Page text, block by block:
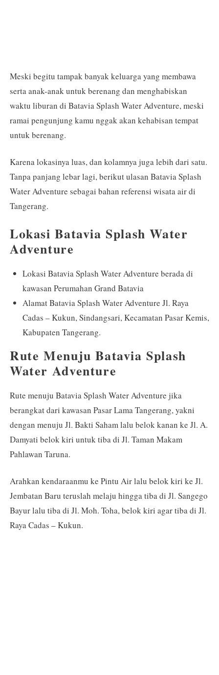
Meski begitu tampak banyak keluarga yang membawa
serta anak-anak untuk berenang dan menghabiskan
waktu liburan di Batavia Splash Water Adventure, meski
ramai pengunjung kamu nggak akan kehabisan tempat
untuk berenang.
Karena lokasinya luas, dan kolamnya juga lebih dari satu.
Tanpa panjang lebar lagi, berikut ulasan Batavia Splash
Water Adventure sebagai bahan referensi wisata air di
Tangerang.
Lokasi Batavia Splash Water
Adventure
Lokasi Batavia Splash Water Adventure berada di
kawasan Perumahan Grand Batavia
Alamat Batavia Splash Water Adventure Jl. Raya
Cadas – Kukun, Sindangsari, Kecamatan Pasar Kemis,
Kabupaten Tangerang.
Rute Menuju Batavia Splash
Water Adventure
Rute menuju Batavia Splash Water Adventure jika
berangkat dari kawasan Pasar Lama Tangerang, yakni
dengan menuju Jl. Bakti Saham lalu belok kanan ke Jl. A.
Damyati belok kiri untuk tiba di Jl. Taman Makam
Pahlawan Taruna.
Arahkan kendaraanmu ke Pintu Air lalu belok kiri ke Jl.
Jembatan Baru teruslah melaju hingga tiba di Jl. Sangego
Bayur lalu tiba di Jl. Moh. Toha, belok kiri agar tiba di Jl.
Raya Cadas – Kukun.